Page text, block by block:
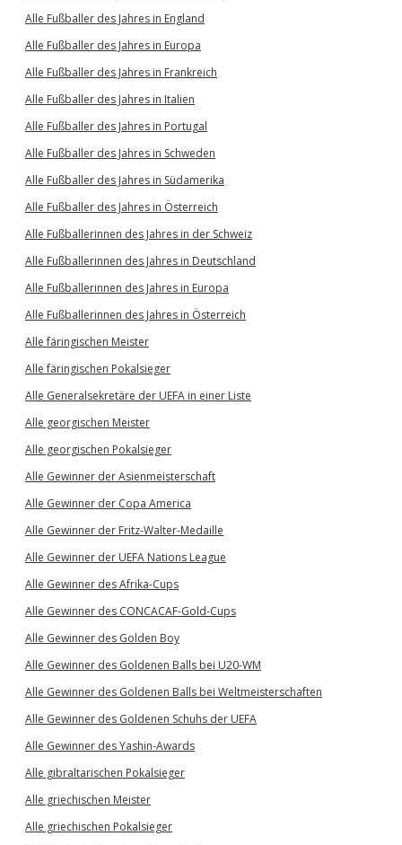
Alle Fußballer des Jahres in England
Alle Fußballer des Jahres in Europa
Alle Fußballer des Jahres in Frankreich
Alle Fußballer des Jahres in Italien
Alle Fußballer des Jahres in Portugal
Alle Fußballer des Jahres in Schweden
Alle Fußballer des Jahres in Südamerika
Alle Fußballer des Jahres in Österreich
Alle Fußballerinnen des Jahres in der Schweiz
Alle Fußballerinnen des Jahres in Deutschland
Alle Fußballerinnen des Jahres in Europa
Alle Fußballerinnen des Jahres in Österreich
Alle färingischen Meister
Alle färingischen Pokalsieger
Alle Generalsekretäre der UEFA in einer Liste
Alle georgischen Meister
Alle georgischen Pokalsieger
Alle Gewinner der Asienmeisterschaft
Alle Gewinner der Copa America
Alle Gewinner der Fritz-Walter-Medaille
Alle Gewinner der UEFA Nations League
Alle Gewinner des Afrika-Cups
Alle Gewinner des CONCACAF-Gold-Cups
Alle Gewinner des Golden Boy
Alle Gewinner des Goldenen Balls bei U20-WM
Alle Gewinner des Goldenen Balls bei Weltmeisterschaften
Alle Gewinner des Goldenen Schuhs der UEFA
Alle Gewinner des Yashin-Awards
Alle gibraltarischen Pokalsieger
Alle griechischen Meister
Alle griechischen Pokalsieger